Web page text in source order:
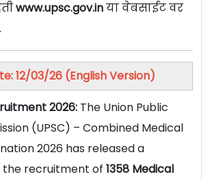
www.upsc.gov.inया वेबसाईट वर
12/03/26 (English Version)
2026: The Union Public
(UPSC) – Combined Medical
2026 has released a
recruitment of 1358 Medical